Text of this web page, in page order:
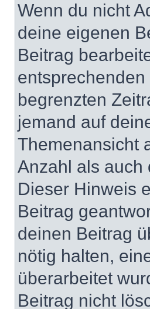
Wenn du nicht
deine eigenen
Beitrag
begrenzten
jemand auf
Themenansicht
Anzahl als auch
Dieser Hinweis
Beitrag
deinen Beitrag
nötig halten,
überarbeitet
Beitrag nicht